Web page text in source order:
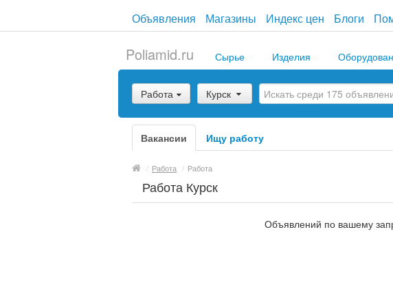
Объявления Магазины Индекс цен Блоги
Poliamid.ru Сырье Изделия
Работа Курск
Вакансии Ищу работу
/ Работа / Работа
Работа Курск
Объявлений по вашему